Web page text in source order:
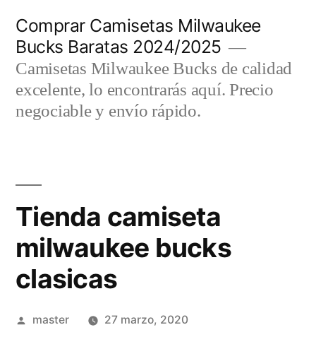
contenido
Comprar Camisetas Milwaukee
Bucks Baratas 2024/2025
Camisetas Milwaukee Bucks de calidad
excelente, lo encontrarás aquí. Precio
negociable y envío rápido.
Tienda camiseta
milwaukee bucks
clasicas
Publicado
master 27 marzo, 2020